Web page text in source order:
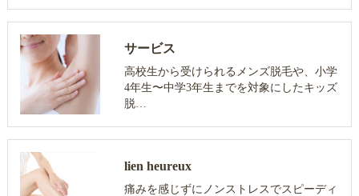
サービス
高校生から受けられるメンズ脱毛や、小学
4年生〜中学3年生までを対象にしたキッズ
脱…
lien heureux
痛みを感じずにノンストレスでスピーディ